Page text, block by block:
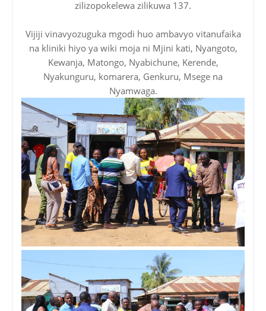
zilizopokelewa zilikuwa 137.
Vijiji vinavyozuguka mgodi huo ambavyo vitanufaika
na kliniki hiyo ya wiki moja ni Mjini kati, Nyangoto,
Kewanja, Matongo, Nyabichune, Kerende,
Nyakunguru, komarera, Genkuru, Msege na
Nyamwaga.